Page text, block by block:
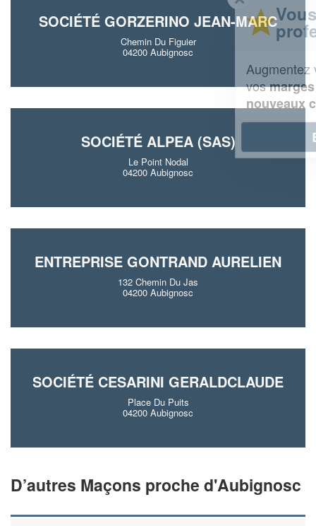
SOCIÉTÉ GORZERINO JEAN-MARC
Chemin Du Figuier
04200 Aubignosc
SOCIÉTÉ ALPEA (SAS)
Le Point Nodal
04200 Aubignosc
ENTREPRISE GONTRAND AURELIEN
132 Chemin Du Jas
04200 Aubignosc
SOCIÉTÉ CESARINI GERALDCLAUDE
Place Du Puits
04200 Aubignosc
D’autres Maçons proche d'Aubignosc
Vous êtes un
professionnel ?
chiffre d'affaireset
vosmargestout en gagnant de
En savoir plus